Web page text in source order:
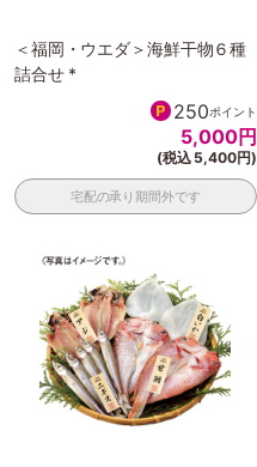
＜福岡・ウエダ＞海鮮干物６種
詰合せ *
250ポイント
5,000円
(税込 5,400円)
宅配の承り期間外です